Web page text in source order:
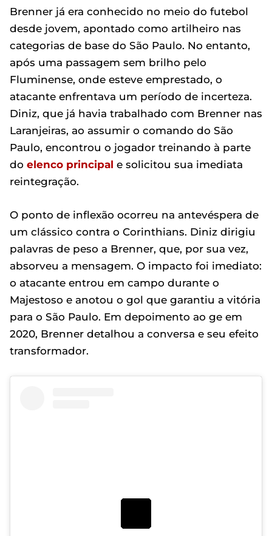
Brenner já era conhecido no meio do futebol
desde jovem, apontado como artilheiro nas
categorias de base do São Paulo. No entanto,
após uma passagem sem brilho pelo
Fluminense, onde esteve emprestado, o
atacante enfrentava um período de incerteza.
Diniz, que já havia trabalhado com Brenner nas
Laranjeiras, ao assumir o comando do São
Paulo, encontrou o jogador treinando à parte
do elenco principal e solicitou sua imediata
reintegração.
O ponto de inflexão ocorreu na antevéspera de
um clássico contra o Corinthians. Diniz dirigiu
palavras de peso a Brenner, que, por sua vez,
absorveu a mensagem. O impacto foi imediato:
o atacante entrou em campo durante o
Majestoso e anotou o gol que garantiu a vitória
para o São Paulo. Em depoimento ao ge em
2020, Brenner detalhou a conversa e seu efeito
transformador.